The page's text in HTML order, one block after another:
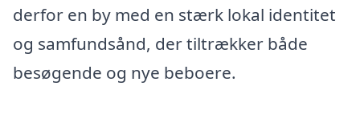
derfor en by med en stærk lokal identitet
og samfundsånd, der tiltrækker både
besøgende og nye beboere.